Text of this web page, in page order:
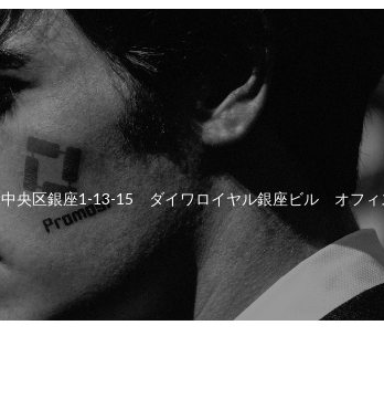
中央区銀座1-13-15 ダイワロイヤル銀座ビル オフィ